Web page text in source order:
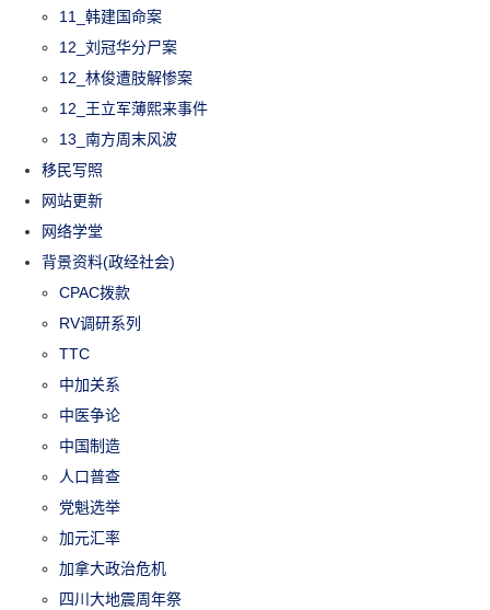
11_韩建国命案
12_刘冠华分尸案
12_林俊遭肢解惨案
12_王立军薄熙来事件
13_南方周末风波
移民写照
网站更新
网络学堂
背景资料(政经社会)
CPAC拨款
RV调研系列
TTC
中加关系
中医争论
中国制造
人口普查
党魁选举
加元汇率
加拿大政治危机
四川大地震周年祭